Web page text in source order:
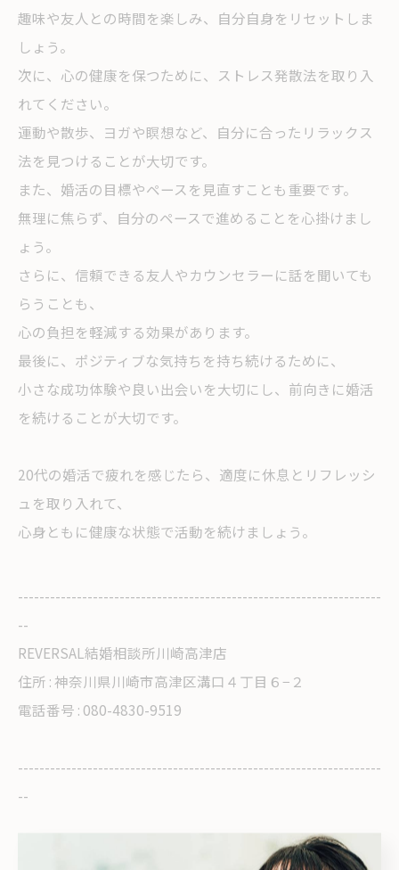
趣味や友人との時間を楽しみ、自分自身をリセットしま
しょう。
次に、心の健康を保つために、ストレス発散法を取り入
れてください。
運動や散歩、ヨガや瞑想など、自分に合ったリラックス
法を見つけることが大切です。
また、婚活の目標やペースを見直すことも重要です。
無理に焦らず、自分のペースで進めることを心掛けまし
ょう。
さらに、信頼できる友人やカウンセラーに話を聞いても
らうことも、
心の負担を軽減する効果があります。
最後に、ポジティブな気持ちを持ち続けるために、
小さな成功体験や良い出会いを大切にし、前向きに婚活
を続けることが大切です。
20代の婚活で疲れを感じたら、適度に休息とリフレッシ
ュを取り入れて、
心身ともに健康な状態で活動を続けましょう。
--------------------------------------------------------------------
--
REVERSAL結婚相談所川崎高津店
住所 : 神奈川県川崎市高津区溝口４丁目６−２
電話番号 : 080-4830-9519
--------------------------------------------------------------------
--
< 前のページ 次のページ >